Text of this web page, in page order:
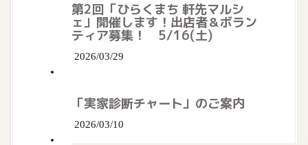
第2回「ひらくまち 軒先マルシ
ェ」開催します！出店者＆ボラン
ティア募集！ 5/16(土)
2026/03/29
「実家診断チャート」のご案内
2026/03/10